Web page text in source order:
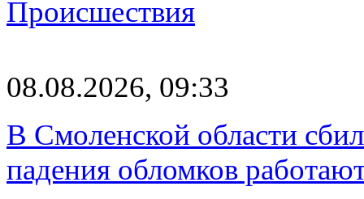
Происшествия
08.08.2026, 09:33
В Смоленской области
падения обломков